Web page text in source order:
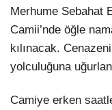
Merhume Sebahat
Camii’nde öğle
kılınacak.
yolculuğuna
Camiye erken